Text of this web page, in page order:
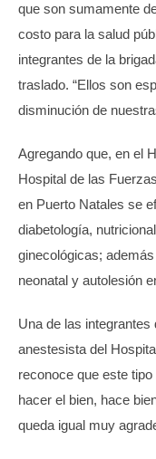
que son sumamente
costo para la salud
integrantes de la
traslado. “Ellos son
disminución de
Agregando que, en el
Hospital de las
en Puerto Natales se
diabetología,
ginecológicas;
neonatal y autolesión
Una de las
anestesista del
reconoce que este
hacer el bien, hace
queda igual muy